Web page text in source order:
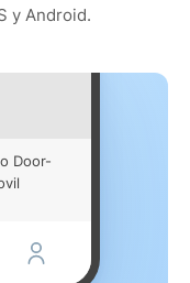
y Android.
Door-